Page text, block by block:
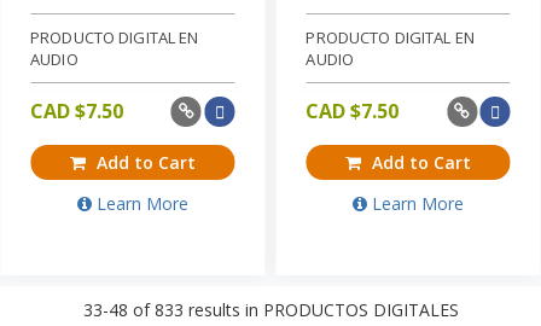
PRODUCTO DIGITAL EN
AUDIO
CAD $7.50
Add to Cart
Learn More
PRODUCTO DIGITAL EN
AUDIO
CAD $7.50
Add to Cart
Learn More
33-48 of833 results in PRODUCTOS DIGITALES